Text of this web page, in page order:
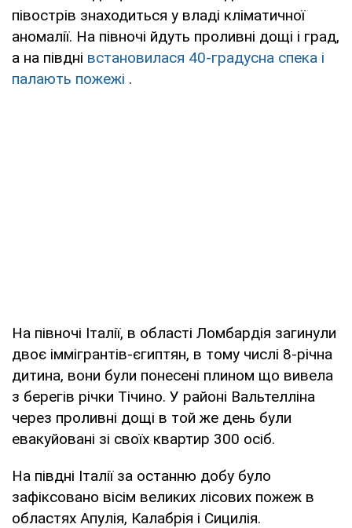
півострів знаходиться у владі кліматичної
аномалії. На півночі йдуть проливні дощі і град,
а на півдні встановилася 40-градусна спека і
палають пожежі .
На півночі Італії, в області Ломбардія загинули
двоє іммігрантів-єгиптян, в тому числі 8-річна
дитина, вони були понесені плином що вивела
з берегів річки Тічино. У районі Вальтелліна
через проливні дощі в той же день були
евакуйовані зі своїх квартир 300 осіб.
На півдні Італії за останню добу було
зафіксовано вісім великих лісових пожеж в
областях Апулія, Калабрія і Сицилія.